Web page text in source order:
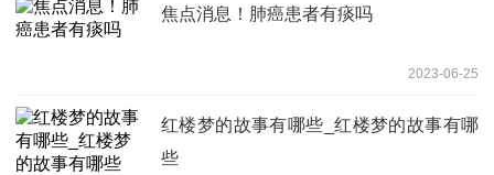
焦点消息！肺癌患者有痰吗
2023-06-25
红楼梦的故事有哪些_红楼梦的故事有哪
些